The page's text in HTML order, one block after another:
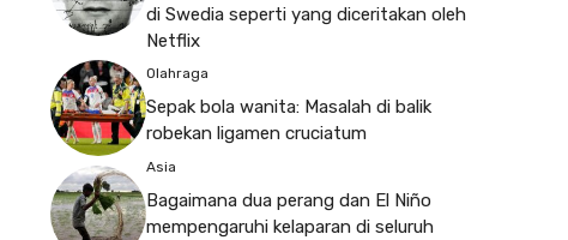
di Swedia seperti yang diceritakan oleh
Netflix
Olahraga
Sepak bola wanita: Masalah di balik
robekan ligamen cruciatum
Asia
Bagaimana dua perang dan El Niño
mempengaruhi kelaparan di seluruh